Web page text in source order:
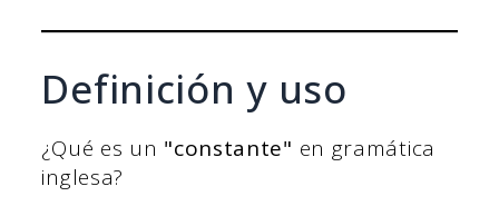
Definición y uso
¿Qué es un "constante" en gramática
inglesa?